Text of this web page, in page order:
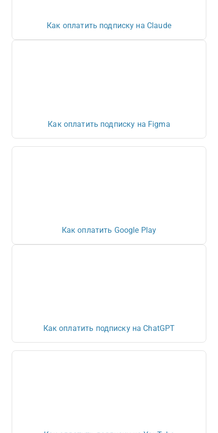
Как оплатить подписку на Claude
Как оплатить подписку на Figma
Как оплатить Google Play
Как оплатить подписку на ChatGPT